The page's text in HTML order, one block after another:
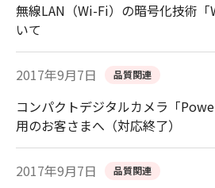
無線LAN（Wi-Fi）の暗号化技術「
いて
2017年9月7日 品質関連
コンパクトデジタルカメラ「
用のお客さまへ（対応終了）
2017年9月7日 品質関連